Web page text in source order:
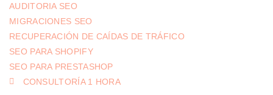
AUDITORIA SEO
MIGRACIONES SEO
RECUPERACIÓN DE CAÍDAS DE TRÁFICO
SEO PARA SHOPIFY
SEO PARA PRESTASHOP
CONSULTORÍA 1 HORA